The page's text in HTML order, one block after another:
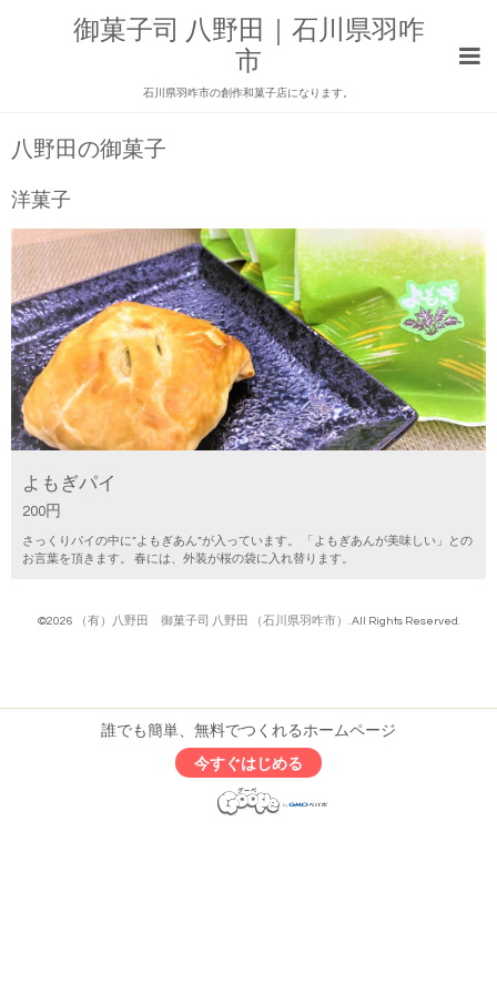
御菓子司 八野田｜石川県羽咋
市
石川県羽咋市の創作和菓子店になります。
八野田の御菓子
洋菓子
よもぎパイ
200円
さっくりパイの中に”よもぎあん”が入っています。 「よもぎあんが美味しい」との
お言葉を頂きます。 春には、外装が桜の袋に入れ替ります。
©2026 （有）八野田 御菓子司 八野田 （石川県羽咋市） . All Rights Reserved.
誰でも簡単、無料でつくれるホームページ
今すぐはじめる